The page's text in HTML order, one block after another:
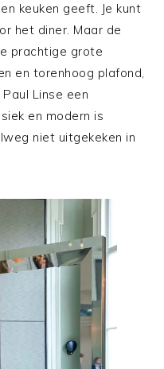
keuken geeft. Je kunt
het diner. Maar de
prachtige grote
en torenhoog plafond,
Linse een
en modern is
niet uitgekeken in